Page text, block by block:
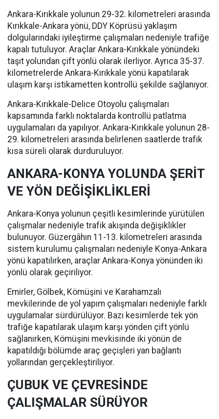
Ankara-Kırıkkale yolunun 29-32. kilometreleri arasında
Kırıkkale-Ankara yönü, DDY Köprüsü yaklaşım
dolgularındaki iyileştirme çalışmaları nedeniyle trafiğe
kapalı tutuluyor. Araçlar Ankara-Kırıkkale yönündeki
taşıt yolundan çift yönlü olarak ilerliyor. Ayrıca 35-37.
kilometrelerde Ankara-Kırıkkale yönü kapatılarak
ulaşım karşı istikametten kontrollü şekilde sağlanıyor.
Ankara-Kırıkkale-Delice Otoyolu çalışmaları
kapsamında farklı noktalarda kontrollü patlatma
uygulamaları da yapılıyor. Ankara-Kırıkkale yolunun 28-
29. kilometreleri arasında belirlenen saatlerde trafik
kısa süreli olarak durduruluyor.
ANKARA-KONYA YOLUNDA ŞERİT
VE YÖN DEĞİŞİKLİKLERİ
Ankara-Konya yolunun çeşitli kesimlerinde yürütülen
çalışmalar nedeniyle trafik akışında değişiklikler
bulunuyor. Güzergâhın 11-13. kilometreleri arasında
sistem kurulumu çalışmaları nedeniyle Konya-Ankara
yönü kapatılırken, araçlar Ankara-Konya yönünden iki
yönlü olarak geçiriliyor.
Emirler, Gölbek, Kömüşini ve Karahamzalı
mevkilerinde de yol yapım çalışmaları nedeniyle farklı
uygulamalar sürdürülüyor. Bazı kesimlerde tek yön
trafiğe kapatılarak ulaşım karşı yönden çift yönlü
sağlanırken, Kömüşini mevkisinde iki yönün de
kapatıldığı bölümde araç geçişleri yan bağlantı
yollarından gerçekleştiriliyor.
ÇUBUK VE ÇEVRESİNDE
ÇALIŞMALAR SÜRÜYOR